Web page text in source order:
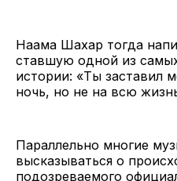
Наама Шахар тогда
ставшую одной из
истории: «Ты заставил
ночь, но не на всю
Параллельно многие
высказываться о
подозреваемого